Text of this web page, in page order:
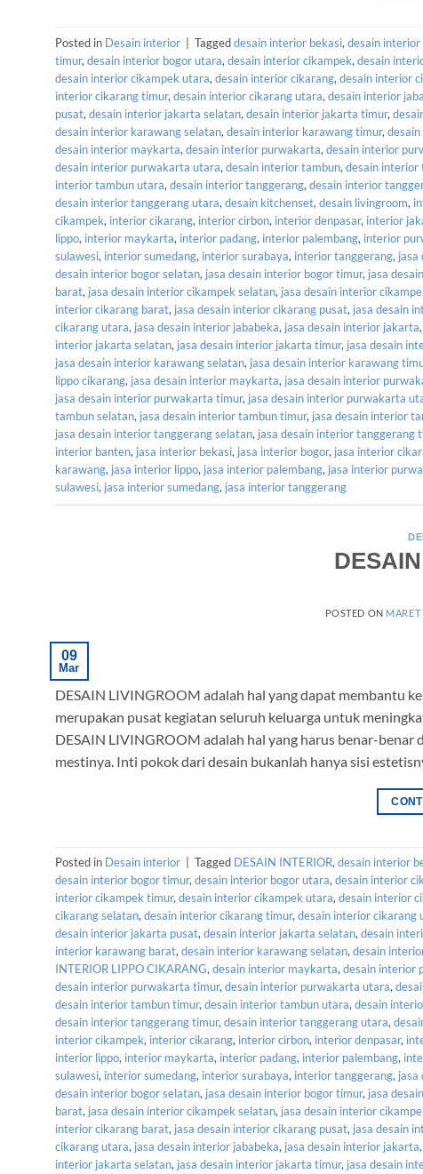
Posted in Desain interior Taggeddesain interior bekasi, desain interior
timur, desain interior bogor utara, desain interior cikampek, desain
desain interior cikampek utara, desain interior cikarang, desain interior
interior cikarang timur, desain interior cikarang utara, desain interior
pusat, desain interior jakarta selatan, desain interior jakarta timur,
desain interior karawang selatan, desain interior karawang timur,
desain interior maykarta, desain interior purwakarta, desain interior
desain interior purwakarta utara, desain interior tambun, desain interior
interior tambun utara, desain interior tanggerang, desain interior
desain interior tanggerang utara, desain kitchenset, desain livingroom,
cikampek, interior cikarang, interior cirbon, interior denpasar, interior
lippo, interior maykarta, interior padang, interior palembang, interior
sulawesi, interior sumedang, interior surabaya, interior tanggerang, jasa
desain interior bogor selatan, jasa desain interior bogor timur, jasa
barat, jasa desain interior cikampek selatan, jasa desain interior
interior cikarang barat, jasa desain interior cikarang pusat, jasa desain
cikarang utara, jasa desain interior jababeka, jasa desain interior jakarta,
interior jakarta selatan, jasa desain interior jakarta timur, jasa desain
jasa desain interior karawang selatan, jasa desain interior karawang
lippo cikarang, jasa desain interior maykarta, jasa desain interior
jasa desain interior purwakarta timur, jasa desain interior purwakarta
tambun selatan, jasa desain interior tambun timur, jasa desain interior
jasa desain interior tanggerang selatan, jasa desain interior tanggerang
interior banten, jasa interior bekasi, jasa interior bogor, jasa interior
karawang, jasa interior lippo, jasa interior palembang, jasa interior
sulawesi, jasa interior sumedang, jasa interior tanggerang
POSTED ON MARET
09
Mar
DESAIN LIVINGROOM adalah hal yang dapat membantu
merupakan pusat kegiatan seluruh keluarga untuk
DESAIN LIVINGROOM adalah hal yang harus benar-
mestinya. Inti pokok dari desain bukanlah hanya sisi
Posted in Desain interior Tagged DESAIN INTERIOR,desain interior
desain interior bogor timur,desain interior bogor utara,desain interior
interior cikampek timur,desain interior cikampek utara,desain interior
cikarang selatan,desain interior cikarang timur,desain interior cikarang
desain interior jakarta pusat,desain interior jakarta selatan,desain
interior karawang barat,desain interior karawang selatan,desain
INTERIOR LIPPO CIKARANG,desain interior maykarta,desain interior
desain interior purwakarta timur,desain interior purwakarta utara,
desain interior tambun timur,desain interior tambun utara,desain
desain interior tanggerang timur,desain interior tanggerang utara,
interior cikampek, interior cikarang, interior cirbon, interior denpasar,
interior lippo, interior maykarta, interior padang, interior palembang,
sulawesi, interior sumedang, interior surabaya, interior tanggerang, jasa
desain interior bogor selatan, jasa desain interior bogor timur, jasa
barat, jasa desain interior cikampek selatan, jasa desain interior
interior cikarang barat, jasa desain interior cikarang pusat, jasa desain
cikarang utara, jasa desain interior jababeka, jasa desain interior jakarta,
interior jakarta selatan, jasa desain interior jakarta timur, jasa desain